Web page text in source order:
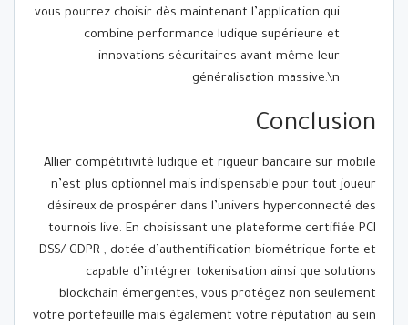
vous pourrez choisir dès maintenant l’application qui
combine performance ludique supérieure et
innovations sécuritaires avant même leur
généralisation massive.\n
Conclusion
Allier compétitivité ludique et rigueur bancaire sur mobile
n’est plus optionnel mais indispensable pour tout joueur
désireux de prospérer dans l’univers hyperconnecté des
tournois live. En choisissant une plateforme certifiée PCI
DSS/ GDPR , dotée d’authentification biométrique forte et
capable d’intégrer tokenisation ainsi que solutions
blockchain émergentes, vous protégez non seulement
votre portefeuille mais également votre réputation au sein